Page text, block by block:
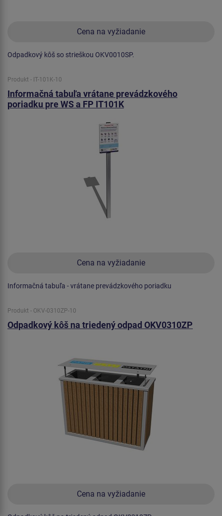
Cena na vyžiadanie
Odpadkový kôš so strieškou OKV0010SP.
Produkt - IT-101K-10
Informačná tabuľa vrátane prevádzkového
poriadku pre WS a FP IT101K
Cena na vyžiadanie
Informačná tabuľa - vrátane prevádzkového poriadku
Produkt - OKV-0310ZP-10
Odpadkový kôš na triedený odpad OKV0310ZP
Cena na vyžiadanie